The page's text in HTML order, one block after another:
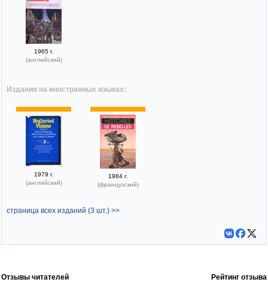
1965 г.
(английский)
Издания на иностранных языках:
1979 г.
(английский)
1984 г.
(французский)
страница всех изданий (3 шт.) >>
Отзывы читателей Рейтинг отзыва